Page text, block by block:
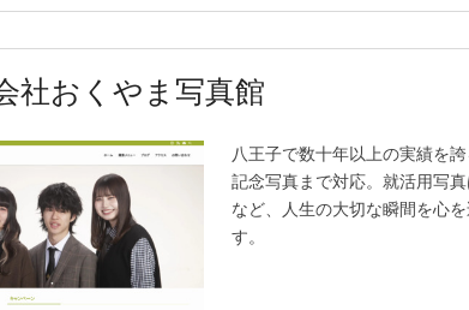
社おくやま写真館
八王子で数十年以上の実績を
記念写真まで対応。就活用写
など、人生の大切な瞬間を心
す。